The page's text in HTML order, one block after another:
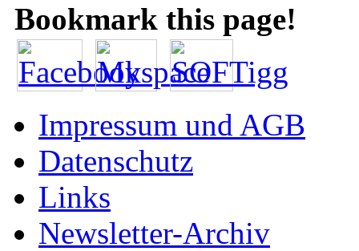
Bookmark this page!
Impressum und AGB
Datenschutz
Links
Newsletter-Archiv